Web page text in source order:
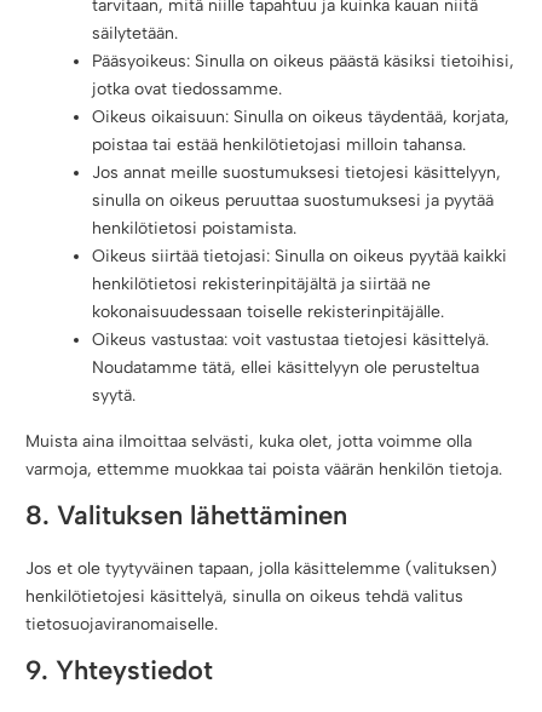
tarvitaan, mitä niille tapahtuu ja kuinka kauan niitä
säilytetään.
Pääsyoikeus: Sinulla on oikeus päästä käsiksi tietoihisi,
jotka ovat tiedossamme.
Oikeus oikaisuun: Sinulla on oikeus täydentää, korjata,
poistaa tai estää henkilötietojasi milloin tahansa.
Jos annat meille suostumuksesi tietojesi käsittelyyn,
sinulla on oikeus peruuttaa suostumuksesi ja pyytää
henkilötietosi poistamista.
Oikeus siirtää tietojasi: Sinulla on oikeus pyytää kaikki
henkilötietosi rekisterinpitäjältä ja siirtää ne
kokonaisuudessaan toiselle rekisterinpitäjälle.
Oikeus vastustaa: voit vastustaa tietojesi käsittelyä.
Noudatamme tätä, ellei käsittelyyn ole perusteltua
syytä.
Muista aina ilmoittaa selvästi, kuka olet, jotta voimme olla
varmoja, ettemme muokkaa tai poista väärän henkilön tietoja.
8. Valituksen lähettäminen
Jos et ole tyytyväinen tapaan, jolla käsittelemme (valituksen)
henkilötietojesi käsittelyä, sinulla on oikeus tehdä valitus
tietosuojaviranomaiselle.
9. Yhteystiedot